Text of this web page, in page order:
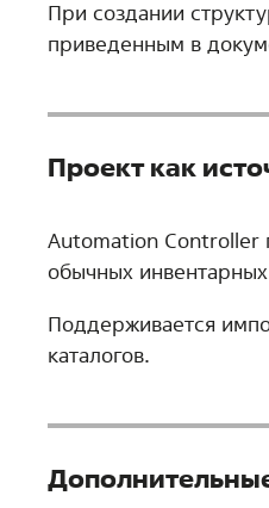
При создании
приведенным в
Проект как
Automation Controller
обычных
Поддерживается
каталогов.